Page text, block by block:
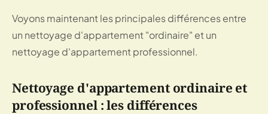
Voyons maintenant les principales différences entre
un nettoyage d'appartement "ordinaire" et un
nettoyage d'appartement professionnel.
Nettoyage d'appartement ordinaire et
professionnel : les différences